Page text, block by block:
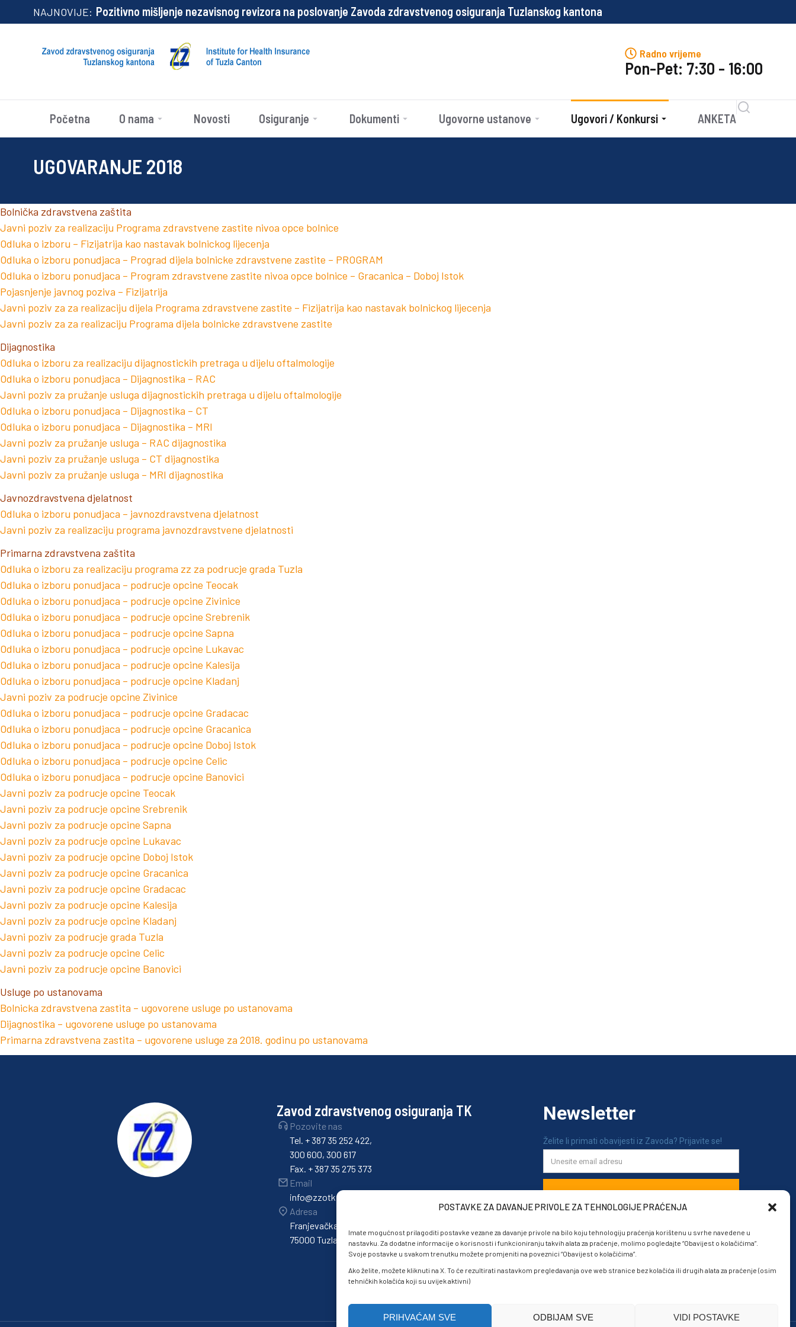
POSTAVKE ZA DAVANJE PRIVOLE ZA TEHNOLOGIJE PRAĆENJA
Imate mogućnost prilagoditi postavke vezane za davanje privole na bilo koju tehnologiju praćenja korištenu u svrhe navedene u
nastavku. Za dodatne informacije o korisnosti i funkcioniranju takvih alata za praćenje, molimo pogledajte “Obavijest o kolačićima”.
Svoje postavke u svakom trenutku možete promjeniti na poveznici “Obavijest o kolačićima”.
Ako želite, možete kliknuti na X. To će rezultirati nastavkom pregledavanja ove web stranice bez kolačića ili drugih alata za praćenje (osim
tehničkih kolačića koji su uvijek aktivni)
PRIHVAĆAM SVE ODBIJAM SVE VIDI POSTAVKE
NAJNOVIJE: Pozitivno mišljenje nezavisnog revizora na poslovanje Zavoda zdravstvenog osiguranja Tuzlanskog kantona
Radno vrijeme
Pon-Pet: 7:30 - 16:00
Početna O nama Novosti Osiguranje Dokumenti Ugovorne ustanove Ugovori / Konkursi ANKETA
UGOVARANJE 2018
Bolnička zdravstvena zaštita
Javni poziv za realizaciju Programa zdravstvene zastite nivoa opce bolnice
Odluka o izboru – Fizijatrija kao nastavak bolnickog lijecenja
Odluka o izboru ponudjaca – Prograd dijela bolnicke zdravstvene zastite – PROGRAM
Odluka o izboru ponudjaca – Program zdravstvene zastite nivoa opce bolnice – Gracanica – Doboj Istok
Pojasnjenje javnog poziva – Fizijatrija
Javni poziv za za realizaciju dijela Programa zdravstvene zastite – Fizijatrija kao nastavak bolnickog lijecenja
Javni poziv za za realizaciju Programa dijela bolnicke zdravstvene zastite
Dijagnostika
Odluka o izboru za realizaciju dijagnostickih pretraga u dijelu oftalmologije
Odluka o izboru ponudjaca – Dijagnostika – RAC
Javni poziv za pružanje usluga dijagnostickih pretraga u dijelu oftalmologije
Odluka o izboru ponudjaca – Dijagnostika – CT
Odluka o izboru ponudjaca – Dijagnostika – MRI
Javni poziv za pružanje usluga – RAC dijagnostika
Javni poziv za pružanje usluga – CT dijagnostika
Javni poziv za pružanje usluga – MRI dijagnostika
Javnozdravstvena djelatnost
Odluka o izboru ponudjaca – javnozdravstvena djelatnost
Javni poziv za realizaciju programa javnozdravstvene djelatnosti
Primarna zdravstvena zaštita
Odluka o izboru za realizaciju programa zz za podrucje grada Tuzla
Odluka o izboru ponudjaca – podrucje opcine Teocak
Odluka o izboru ponudjaca – podrucje opcine Zivinice
Odluka o izboru ponudjaca – podrucje opcine Srebrenik
Odluka o izboru ponudjaca – podrucje opcine Sapna
Odluka o izboru ponudjaca – podrucje opcine Lukavac
Odluka o izboru ponudjaca – podrucje opcine Kalesija
Odluka o izboru ponudjaca – podrucje opcine Kladanj
Javni poziv za podrucje opcine Zivinice
Odluka o izboru ponudjaca – podrucje opcine Gradacac
Odluka o izboru ponudjaca – podrucje opcine Gracanica
Odluka o izboru ponudjaca – podrucje opcine Doboj Istok
Odluka o izboru ponudjaca – podrucje opcine Celic
Odluka o izboru ponudjaca – podrucje opcine Banovici
Javni poziv za podrucje opcine Teocak
Javni poziv za podrucje opcine Srebrenik
Javni poziv za podrucje opcine Sapna
Javni poziv za podrucje opcine Lukavac
Javni poziv za podrucje opcine Doboj Istok
Javni poziv za podrucje opcine Gracanica
Javni poziv za podrucje opcine Gradacac
Javni poziv za podrucje opcine Kalesija
Javni poziv za podrucje opcine Kladanj
Javni poziv za podrucje grada Tuzla
Javni poziv za podrucje opcine Celic
Javni poziv za podrucje opcine Banovici
Usluge po ustanovama
Bolnicka zdravstvena zastita – ugovorene usluge po ustanovama
Dijagnostika – ugovorene usluge po ustanovama
Primarna zdravstvena zastita – ugovorene usluge za 2018. godinu po ustanovama
Zavod zdravstvenog osiguranja TK
Pozovite nas
Tel. + 387 35 252 422,
300 600, 300 617
Fax. + 387 35 275 373
Email
info@zzotk.ba
Adresa
Franjevačka 36,
75000 Tuzla